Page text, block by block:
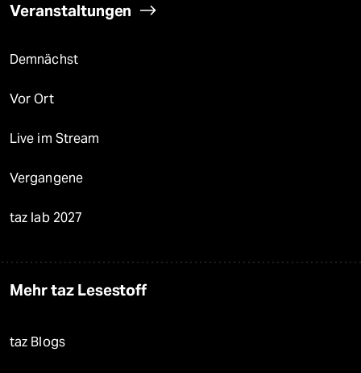
Veranstaltungen
Demnächst
Vor Ort
Live im Stream
Vergangene
taz lab 2027
Mehr taz Lesestoff
taz Blogs